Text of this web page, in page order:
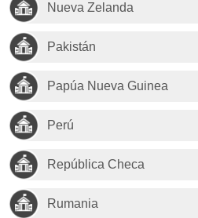
Nueva Zelanda
Pakistán
Papúa Nueva Guinea
Perú
República Checa
Rumania